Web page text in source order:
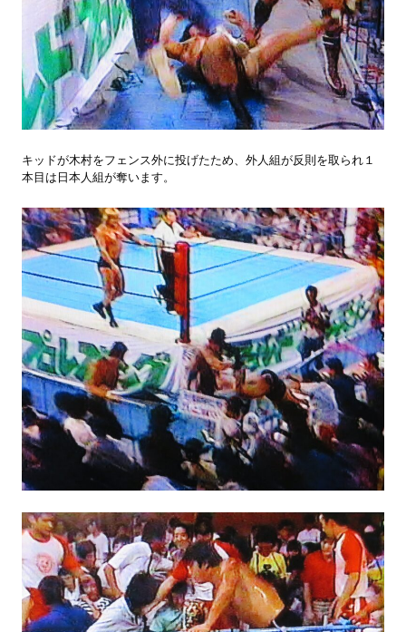
キッドが木村をフェンス外に投げたため、外人組が反則を取られ１
本目は日本人組が奪います。